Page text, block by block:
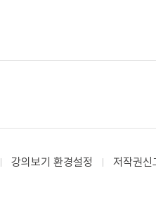
강의보기 환경설정 저작권신